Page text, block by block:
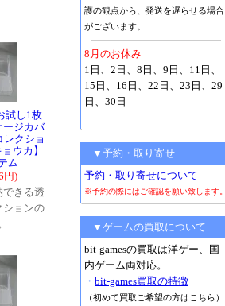
試し1枚
ージカバ
レクショ
ウカ】
ム
円)
できる透
ションの
護の観点から、発送を遅らせる場合
がございます。
8月のお休み
1日、2日、8日、9日、11日、
15日、16日、22日、23日、29
日、30日
▼予約・取り寄せ
予約・取り寄せについて
※予約の際にはご確認を願い致します。
▼ゲームの買取について
bit-gamesの買取は洋ゲー、国
内ゲーム両対応。
・ bit-games買取の特徴
（初めて買取ご希望の方はこちら）